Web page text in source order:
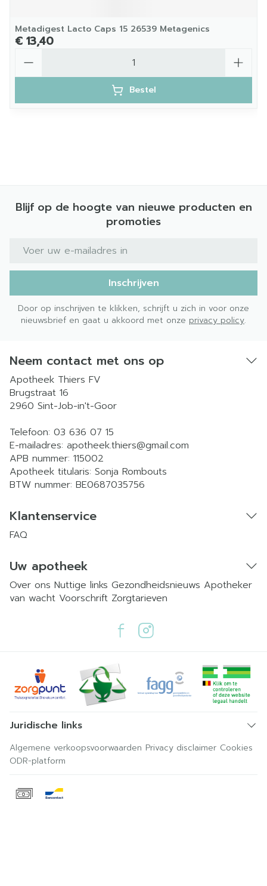
Metadigest Lacto Caps 15 26539 Metagenics
€ 13,40
Bestel
Blijf op de hoogte van nieuwe producten en
promoties
E-mail adres
Inschrijven
Door op inschrijven te klikken, schrijft u zich in voor onze
nieuwsbrief en gaat u akkoord met onze privacy policy.
Neem contact met ons op
Apotheek Thiers FV
Brugstraat 16
2960 Sint-Job-in't-Goor
Telefoon: 03 636 07 15
E-mailadres: apotheek.thiers@gmail.com
APB nummer: 115002
Apotheek titularis: Sonja Rombouts
BTW nummer: BE0687035756
Klantenservice
FAQ
Uw apotheek
Over ons Nuttige links Gezondheidsnieuws Apotheker
van wacht Voorschrift Zorgtarieven
Juridische links
Algemene verkoopsvoorwaarden Privacy disclaimer Cookies
ODR-platform